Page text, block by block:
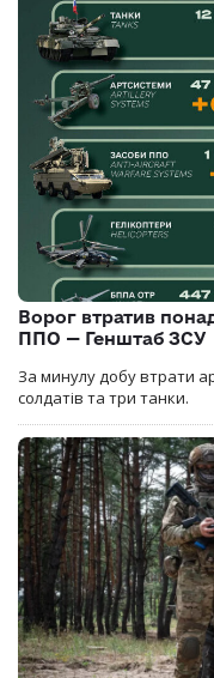
Ворог втратив
ППО — Генштаб ЗСУ
За минулу добу втрати
солдатів та три танки.